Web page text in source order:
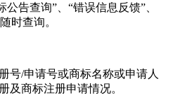
告查询”、“错误信息反馈”、
时查询。
号/申请号或商标名称或申请人
及商标注册申请情况。